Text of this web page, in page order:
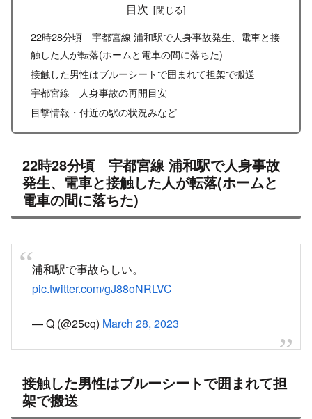
目次
22時28分頃 宇都宮線 浦和駅で人身事故発生、電車と接
触した人が転落(ホームと電車の間に落ちた)
接触した男性はブルーシートで囲まれて担架で搬送
宇都宮線 人身事故の再開目安
目撃情報・付近の駅の状況みなど
22時28分頃 宇都宮線 浦和駅で人身事故
発生、電車と接触した人が転落(ホームと
電車の間に落ちた)
浦和駅で事故らしい。
pic.twitter.com/gJ88oNRLVC
— Q (@25cq) March 28, 2023
接触した男性はブルーシートで囲まれて担
架で搬送